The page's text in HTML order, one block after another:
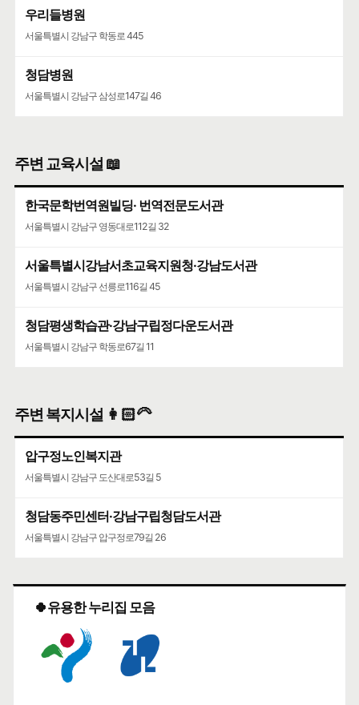
우리들병원
서울특별시 강남구 학동로 445
청담병원
서울특별시 강남구 삼성로147길 46
주변 교육시설 📖
한국문학번역원빌딩· 번역전문도서관
서울특별시 강남구 영동대로112길 32
서울특별시강남서초교육지원청·강남도서관
서울특별시 강남구 선릉로116길 45
청담평생학습관·강남구립정다운도서관
서울특별시 강남구 학동로67길 11
주변 복지시설 👩🏻‍🦳
압구정노인복지관
서울특별시 강남구 도산대로53길 5
청담동주민센터·강남구립청담도서관
서울특별시 강남구 압구정로79길 26
🍀유용한 누리집 모음